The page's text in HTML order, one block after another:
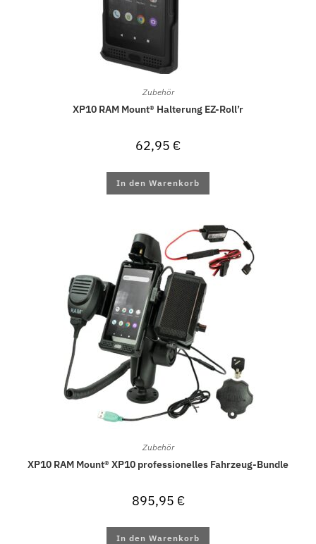
Zubehör
XP10 RAM Mount® Halterung EZ-Roll’r
62,95 €
In den Warenkorb
Zubehör
XP10 RAM Mount® XP10 professionelles Fahrzeug-Bundle
895,95 €
In den Warenkorb